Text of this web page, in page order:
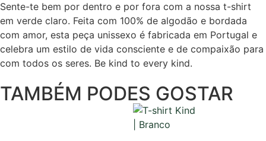
Sente-te bem por dentro e por fora com a nossa t-shirt
em verde claro. Feita com 100% de algodão e bordada
com amor, esta peça unissexo é fabricada em Portugal e
celebra um estilo de vida consciente e de compaixão para
com todos os seres. Be kind to every kind.
TAMBÉM PODES GOSTAR